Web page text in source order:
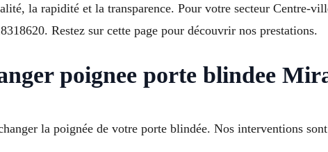
la rapidité et la transparence. Pour votre secteur Centre-
Restez sur cette page pour découvrir nos prestations.
poignee porte blindee
la poignée de votre porte blindée. Nos interventions